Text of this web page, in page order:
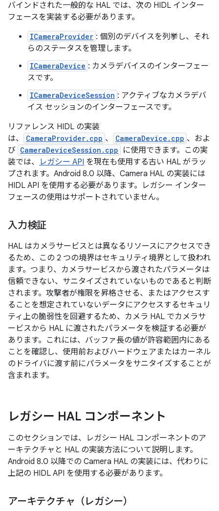
バインドされた一般的な HAL では、次の HIDL インター
フェースを実装する必要があります。
ICameraProvider : 個別のデバイスを列挙し、それ
らのステータスを管理します。
ICameraDevice : カメラデバイスのインターフェー
スです。
ICameraDeviceSession : アクティブなカメラデバ
イス セッションのインターフェースです。
リファレンス HIDL の実装
は、
CameraProvider.cpp 、 CameraDevice.cpp 、およ
び CameraDeviceSession.cpp
に使用できます。この実
装では、
レガシー API を現在も使用する古い HAL がラッ
プされます。Android 8.0 以降、Camera HAL の実装には
HIDL API を使用する必要があります。レガシー インター
フェースの使用はサポートされていません。
入力検証
HAL はカメラサービスとは異なるリソースにアクセスでき
るため、この 2 つの境界はセキュリティ境界として扱われ
ます。つまり、カメラサービスから渡されたパラメータは
信頼できない、サニタイズされていないものであると判断
されます。攻撃者が権限を昇格させる、またはアクセスす
ることを想定されていないデータにアクセスするセキュリ
ティ上の脆弱性を回避するため、カメラ HAL でカメラサ
ービスから HAL に渡されたパラメータを検証する必要が
あります。これには、バッファ長の値が許容範囲内にある
ことを確認し、使用前およびハードウェアまたはカーネル
のドライバに渡す前にパラメータをサニタイズすることが
含まれます。
レガシー HAL コンポーネント
このセクションでは、レガシー HAL コンポーネントのア
ーキテクチャと HAL の実装方法について説明します。
Android 8.0 以降での Camera HAL の実装には、代わりに
上記の HIDL API を使用する必要があります。
アーキテクチャ（レガシー）